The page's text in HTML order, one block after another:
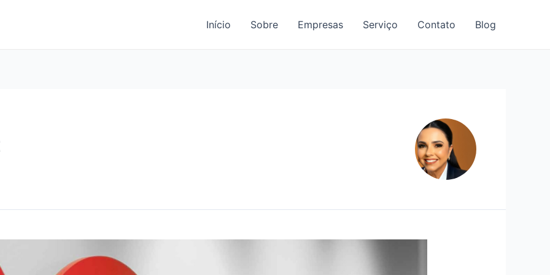
Início Sobre Empresas Serviço Contato Blog